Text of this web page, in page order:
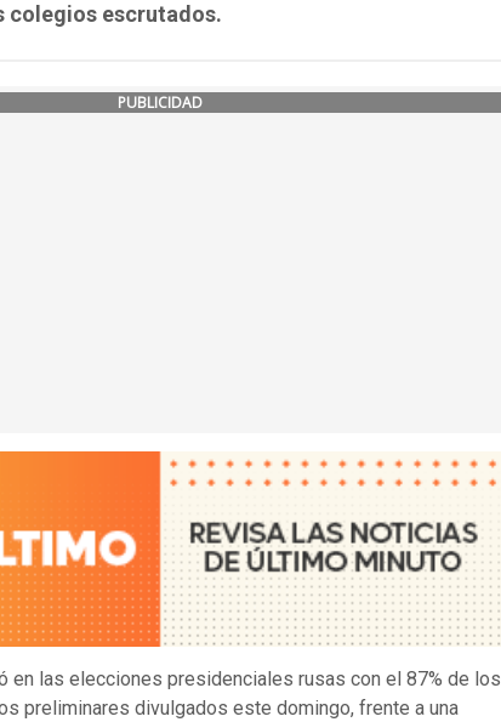
colegios escrutados.
PUBLICIDAD
en las elecciones presidenciales rusas con el 87% de los
preliminares divulgados este domingo, frente a una